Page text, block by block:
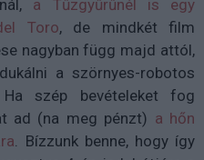
a Tűzgyűrűnél is egy
Toro, de mindkét film
nagyban függ majd attól,
a szörnyes-robotos
szép bevételeket fog
ad (na meg pénzt) a hőn
. Bízzunk benne, hogy így